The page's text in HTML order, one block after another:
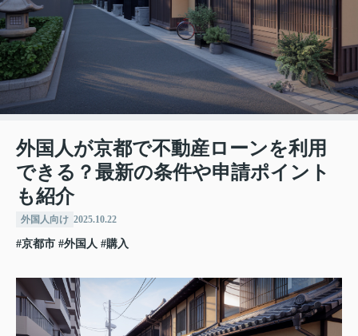
外国人が京都で不動産ローンを利用
できる？最新の条件や申請ポイント
も紹介
外国人向け 2025.10.22
#京都市 #外国人 #購入